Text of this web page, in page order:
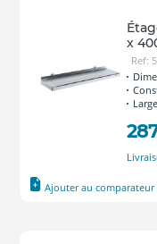
x
Ref:
Ajouter au comparateur